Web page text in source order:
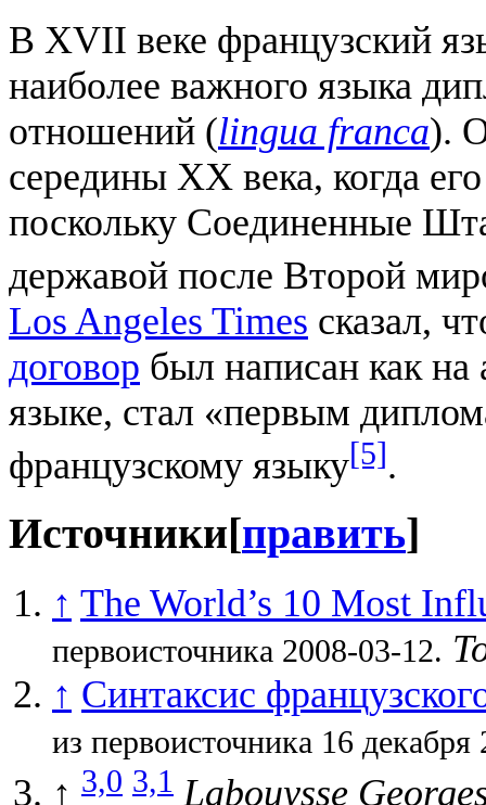
В XVII веке французский
наиболее важного языка
отношений (lingua franca).
середины XX века, когда
поскольку Соединенные
державой после Второй
Los Angeles Times сказал,
договор был написан как на
языке, стал «первым
французскому языку[5].
Источники [править]
↑ The World’s 10 Most
первоисточника 2008-03-12.
↑ Синтаксис
из первоисточника 16 декабря
↑ 3,0 3,1 Labouysse